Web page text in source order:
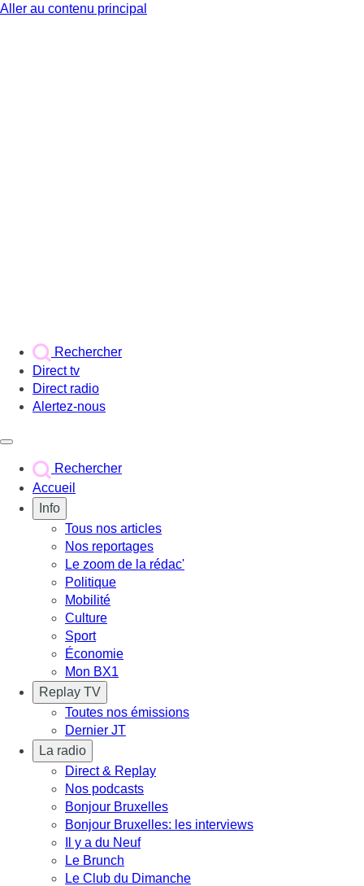
Aller au contenu principal
Rechercher
Direct tv
Direct radio
Alertez-nous
Rechercher
Accueil
Info
Tous nos articles
Nos reportages
Le zoom de la rédac'
Politique
Mobilité
Culture
Sport
Économie
Mon BX1
Replay TV
Toutes nos émissions
Dernier JT
La radio
Direct & Replay
Nos podcasts
Bonjour Bruxelles
Bonjour Bruxelles: les interviews
Il y a du Neuf
Le Brunch
Le Club du Dimanche